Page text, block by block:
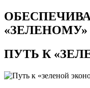
ПУТЬ К